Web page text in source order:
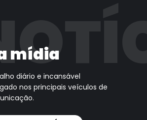
mídia
diário e incansável
nos principais veículos de